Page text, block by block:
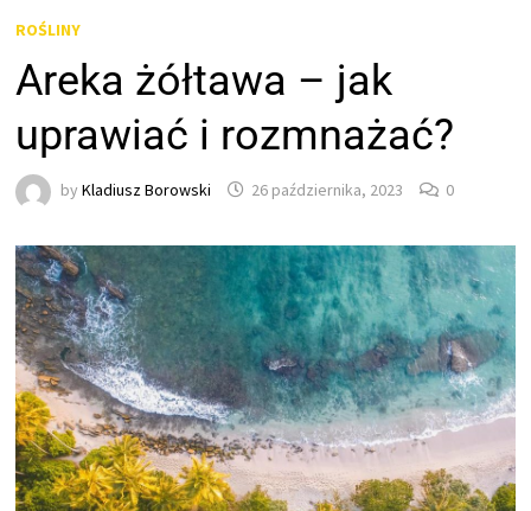
ROŚLINY
Areka żółtawa – jak
uprawiać i rozmnażać?
byKladiusz Borowski 26 października, 2023 0